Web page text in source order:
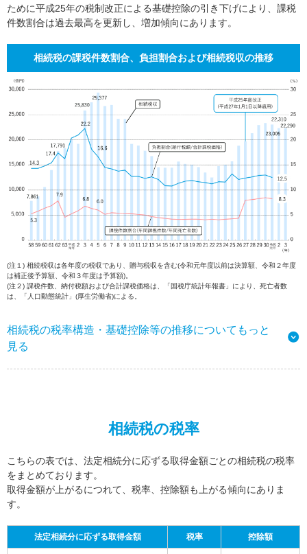
ために平成25年の税制改正による基礎控除の引き下げにより、課税
件数割合は過去最高を更新し、増加傾向にあります。
相続税の課税件数割合、負担割合および相続税収の推移
(注１) 相続税収は各年度の税収であり、贈与税収を含む(令和元年度以前は決算額、令和２年度
は補正後予算額、令和３年度は予算額)。
(注２) 課税件数、納付税額および合計課税価格は、「国税庁統計年報書」により、死亡者数
は、「人口動態統計」(厚生労働省)による。
相続税の税率構造・基礎控除等の推移についてもっと
見る
相続税の税率
こちらの表では、法定相続分に応ずる取得金額ごとの相続税の税率
をまとめております。
取得金額が上がるにつれて、税率、控除額も上がる傾向にありま
す。
法定相続分に応ずる取得金額 税率 控除額